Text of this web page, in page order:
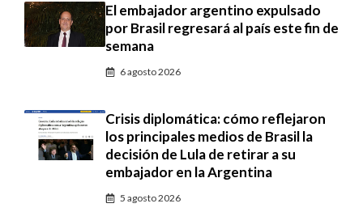
El embajador argentino expulsado
por Brasil regresará al país este fin de
semana
6 agosto 2026
Crisis diplomática: cómo reflejaron
los principales medios de Brasil la
decisión de Lula de retirar a su
embajador en la Argentina
5 agosto 2026